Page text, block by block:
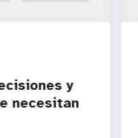
y
necesitan